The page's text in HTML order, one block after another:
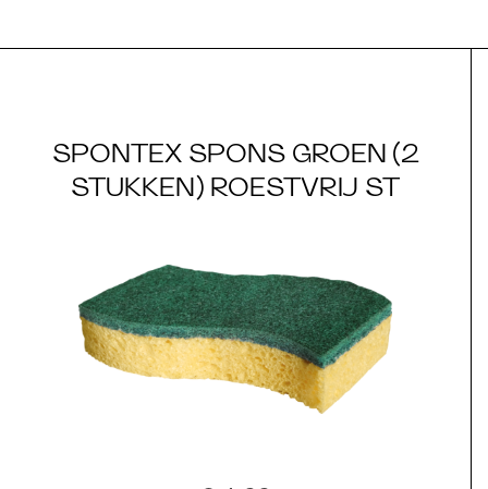
SPONTEX SPONS GROEN (2
STUKKEN) ROESTVRIJ ST